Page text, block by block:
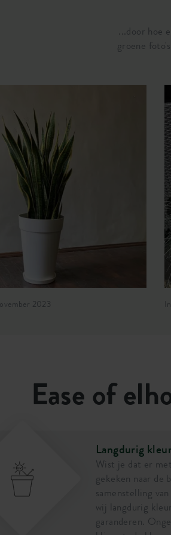
...door
groene
2023
Ease of
Langdurig
Wist je dat er
gekeken naar de
samenstelling
wij langdurig
garanderen.